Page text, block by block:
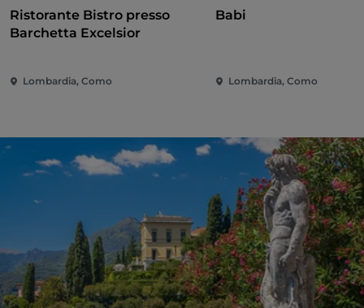
Ristorante Bistro presso
Barchetta Excelsior
Lombardia, Como
Babi
Lombardia, Como